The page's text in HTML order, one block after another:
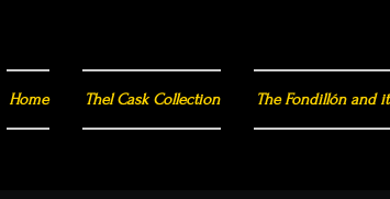
Home Thel Cask Collection The Fondillón and